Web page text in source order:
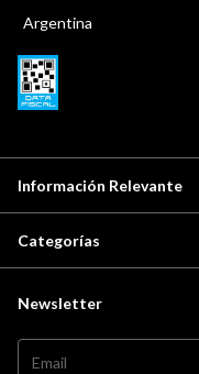
Argentina
Información Relevante
Categorías
Newsletter